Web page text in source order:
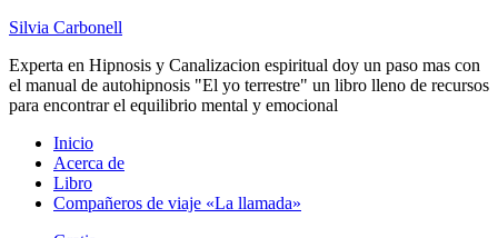
Silvia Carbonell
Experta en Hipnosis y Canalizacion espiritual doy un paso mas con
el manual de autohipnosis "El yo terrestre" un libro lleno de recursos
para encontrar el equilibrio mental y emocional
Inicio
Acerca de
Libro
Compañeros de viaje «La llamada»